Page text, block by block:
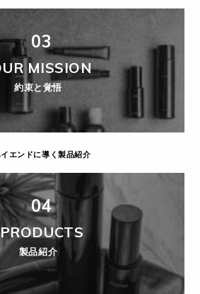
03
MISSION
約束と覚悟
エンドに導く製品紹介
04
PRODUCTS
製品紹介